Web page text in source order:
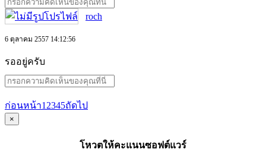
roch
6 ตุลาคม 2557 14:12:56
รออยู่ครับ
ก่อนหน้า1 2345ถัดไป
×
โหวตให้คะแนนซอฟต์แวร์